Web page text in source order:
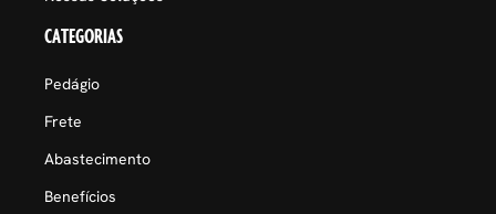
CATEGORIAS
Pedágio
Frete
Abastecimento
Benefícios